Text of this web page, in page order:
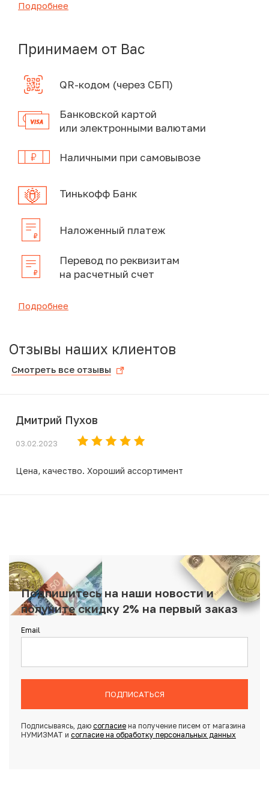
Подробнее
Принимаем от Вас
QR-кодом (через СБП)
Банковской картой
или электронными валютами
Наличными при самовывозе
Тинькофф Банк
Наложенный платеж
Перевод по реквизитам
на расчетный счет
Подробнее
Отзывы наших клиентов
Смотреть все отзывы
Дмитрий Пухов
03.02.2023
Цена, качество. Хороший ассортимент
Подпишитесь на наши новости и
получите скидку 2% на первый заказ
Email
ПОДПИСАТЬСЯ
Подписываясь, даю согласиена получение писем от магазина
НУМИЗМАТ и согласие на обработку персональных данных